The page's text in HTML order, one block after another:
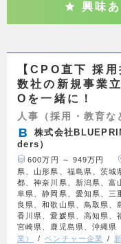
興味あ
【CPO直下 採
数社の新規事業
Oを一緒に！
人事（採用・教育な
株式会社
ders）
600万円 ～ 949万円
県、山形県、福島県、茨城
都、神奈川県、新潟県、富
阜県、静岡県、愛知県、三
良県、和歌山県、鳥取県、
香川県、愛媛県、高知県、
宮崎県、鹿児島県、沖縄県
業）
ベンチャー企業